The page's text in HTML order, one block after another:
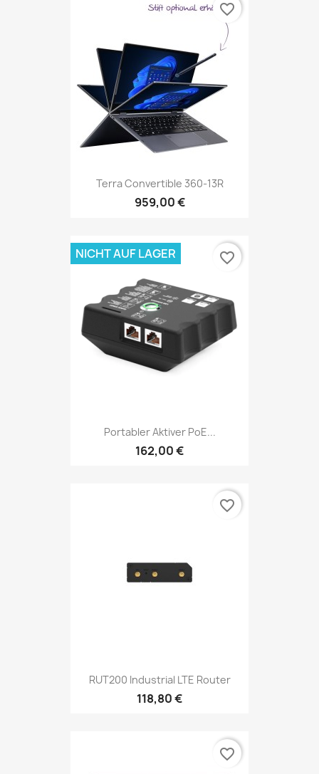
Terra Convertible 360-13R
959,00 €
favorite_border
Portabler Aktiver PoE...
162,00 €
NICHT AUF LAGER favorite_border
RUT200 Industrial LTE Router
118,80 €
favorite_border
favorite_border